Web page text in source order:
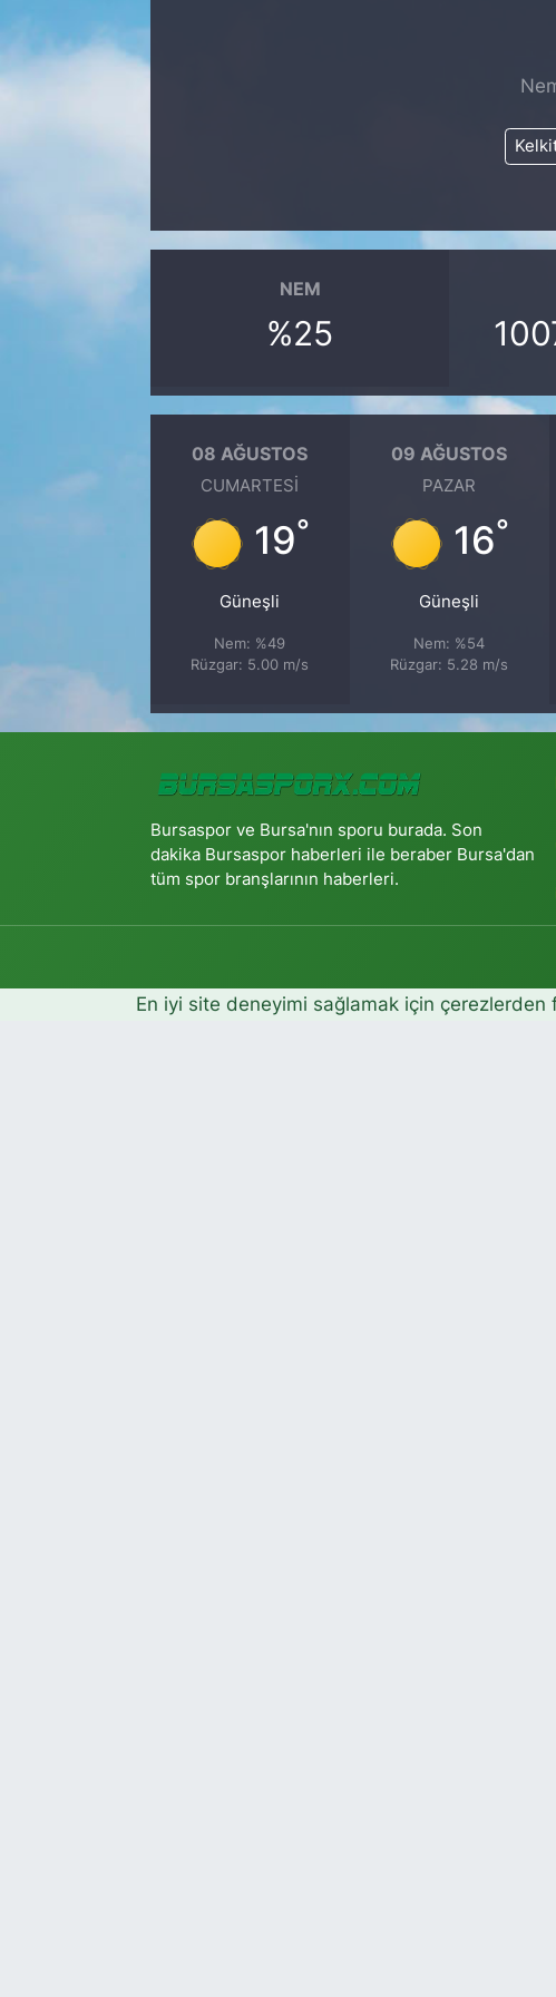
NEM
%25
08 AĞUSTOS
CUMARTESI
19°
Güneşli
Nem: %49
Rüzgar: 5.00 m/s
09 AĞUSTOS
PAZAR
16°
Güneşli
Nem: %54
Rüzgar: 5.28 m/s
Bursaspor ve Bursa'nın sporu burada. Son
dakika Bursaspor haberleri ile beraber Bursa'dan
tüm spor branşlarının haberleri.
En iyi site deneyimi sağlamak için çerezlerden